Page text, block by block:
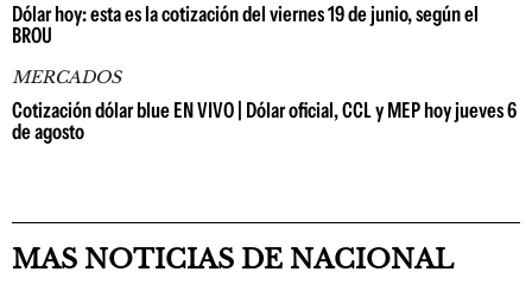
Dólar hoy: esta es la cotización del viernes 19 de junio, según el
BROU
MERCADOS
Cotización dólar blue EN VIVO | Dólar oficial, CCL y MEP hoy jueves 6
de agosto
MAS NOTICIAS DE NACIONAL